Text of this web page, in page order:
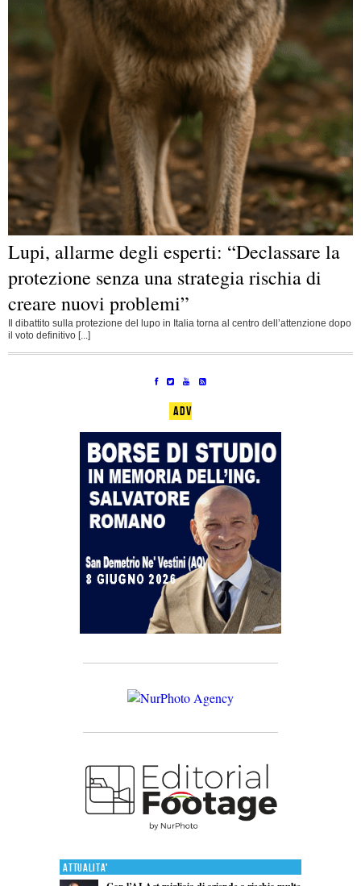
Lupi, allarme degli esperti: “Declassare la
protezione senza una strategia rischia di
creare nuovi problemi”
Il dibattito sulla protezione del lupo in Italia torna al centro dell’attenzione dopo
il voto definitivo [...]
ADV
Attualita'